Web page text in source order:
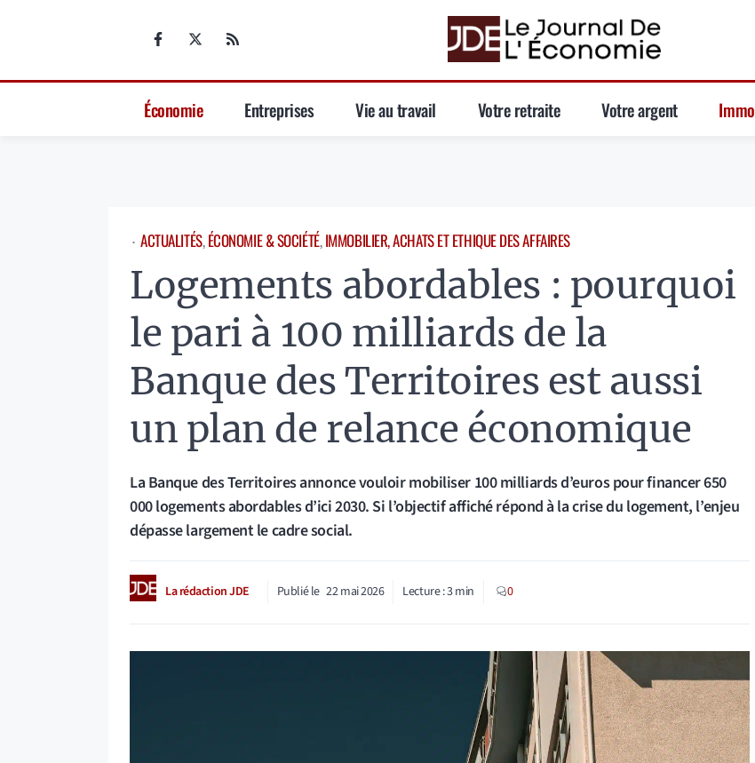
Économie Entreprises Vie au travail Votre retraite Votre argent Immo
⋅ ACTUALITÉS, ÉCONOMIE & SOCIÉTÉ, IMMOBILIER, ACHATS ET ETHIQUE DES AFFAIRES
Logements abordables : pourquoi
le pari à 100 milliards de la
Banque des Territoires est aussi
un plan de relance économique
La Banque des Territoires annonce vouloir mobiliser 100 milliards d’euros pour financer 650
000 logements abordables d’ici 2030. Si l’objectif affiché répond à la crise du logement, l’enjeu
dépasse largement le cadre social.
La rédaction JDE Publié le 22 mai 2026 Lecture :3min 0